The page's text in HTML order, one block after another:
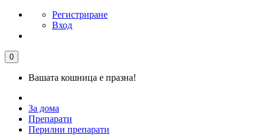
Регистриране
Вход
0
Вашата кошница е празна!
За дома
Препарати
Перилни препарати